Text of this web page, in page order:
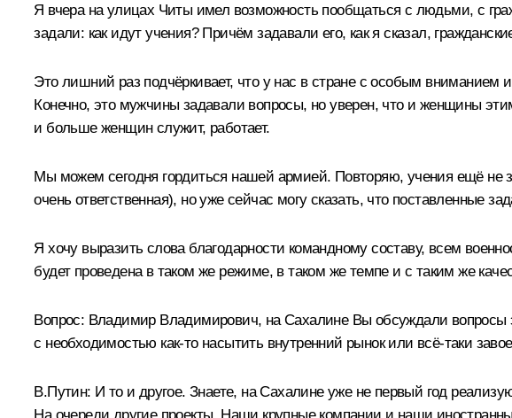
Я вчера на улицах Читы имел возможность пообщаться с людьми, с
задали: как идут учения? Причём задавали его, как я сказал,
Это лишний раз подчёркивает, что у нас в стране с особым вниманием
Конечно, это мужчины задавали вопросы, но уверен, что и женщины
и больше женщин служит, работает.
Мы можем сегодня гордиться нашей армией. Повторяю, учения ещё не
очень ответственная), но уже сейчас могу сказать, что поставленные
Я хочу выразить слова благодарности командному составу, всем
будет проведена в таком же режиме, в таком же темпе и с таким же
Вопрос: Владимир Владимирович, на Сахалине Вы обсуждали вопросы
с необходимостью как‑то насытить внутренний рынок или всё‑таки
В.Путин: И то и другое. Знаете, на Сахалине уже не первый год
На очереди другие проекты. Наши крупные компании и наши